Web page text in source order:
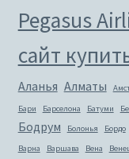
Pegasus
сайт
Аланья Алматы
Бари
Барселона Батуми
Бодрум Болонья Бордо
Варна
Варшава Вена